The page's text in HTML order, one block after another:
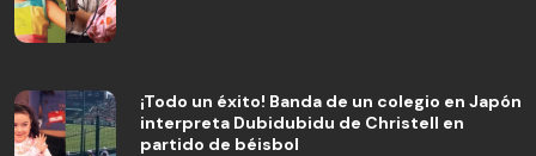
¡Todo un éxito! Banda de un colegio en Japón
interpreta Dubidubidu de Christell en
partido de béisbol